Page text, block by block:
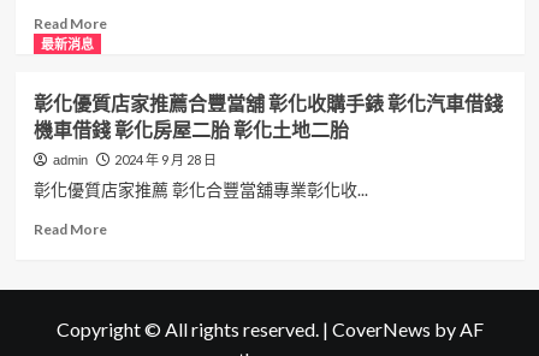
Read MoreRead
彰
化
收
購
手
錶
推
家
化
最新消息
彰化優質店家推薦合豐當舖 彰化收購手錶 彰化汽車借錢
機車借錢 彰化房屋二胎 彰化土地二胎
admin 2024 年 9 月 28 日
彰化優質店家推薦 彰化合豐當舖專業彰化收...
Read MoreRead
彰
優
Copyright © All rights reserved. | CoverNews by AF